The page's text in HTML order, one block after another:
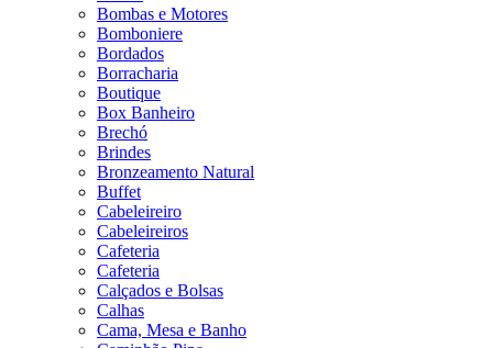
Bombas e Motores
Bomboniere
Bordados
Borracharia
Boutique
Box Banheiro
Brechó
Brindes
Bronzeamento Natural
Buffet
Cabeleireiro
Cabeleireiros
Cafeteria
Cafeteria
Calçados e Bolsas
Calhas
Cama, Mesa e Banho